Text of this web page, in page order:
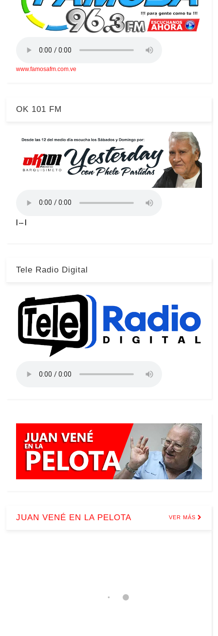
www.famosafm.com.ve
OK 101 FM
| ... |
Tele Radio Digital
JUAN VENÉ EN LA PELOTA VER MÁS